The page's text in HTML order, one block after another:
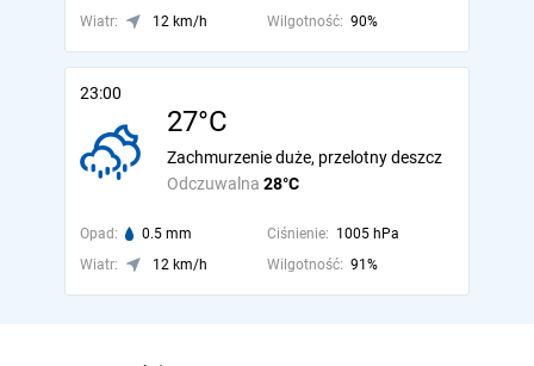
Wiatr:
12 km/h Wilgotność: 90%
23:00
27°C
Odczuwalna 28°C
Zachmurzenie duże, przelotny deszcz
Opad: 0.5 mm Ciśnienie: 1005 hPa
Wiatr:
12 km/h Wilgotność: 91%